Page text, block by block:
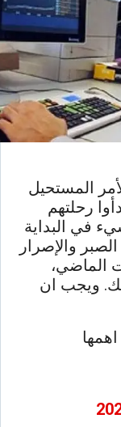
المستحيل
رحلتهم
في البداية
والإصرار
الماضي،
ويجب ان